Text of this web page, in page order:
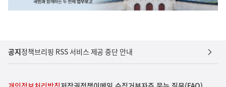
공지정책브리핑 RSS 서비스 제공 중단 안내